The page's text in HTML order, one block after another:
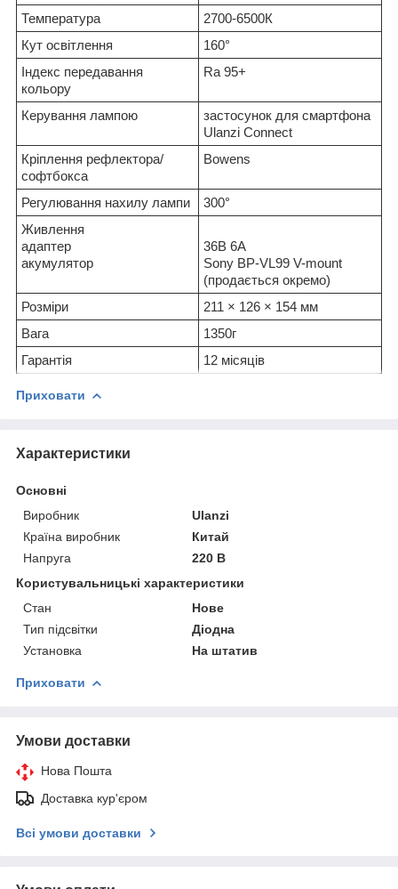
Температура
2700-6500К
Кут освітлення
160°
Індекс передавання
кольору
Ra 95+
Керування лампою
застосунок для смартфона
Ulanzi Connect
Кріплення рефлектора/
софтбокса
Bowens
Регулювання нахилу лампи
300°
Живлення
адаптер
акумулятор
36В 6А
Sony BP-VL99 V-mount
(продається окремо)
Розміри
211 × 126 × 154 мм
Вага
1350г
Гарантія
12 місяців
Приховати
Характеристики
Основні
Виробник
Ulanzi
Країна виробник
Китай
Напруга
220 В
Користувальницькі характеристики
Стан
Нове
Тип підсвітки
Діодна
Установка
На штатив
Приховати
Умови доставки
Нова Пошта
Доставка кур'єром
Всі умови доставки